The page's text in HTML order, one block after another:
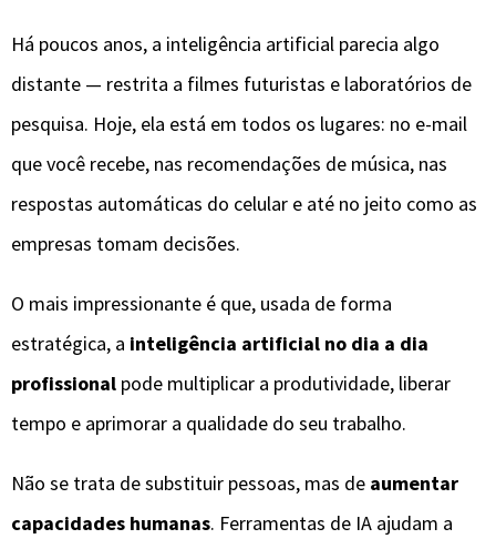
Há poucos anos, a inteligência artificial parecia algo
distante — restrita a filmes futuristas e laboratórios de
pesquisa. Hoje, ela está em todos os lugares: no e-mail
que você recebe, nas recomendações de música, nas
respostas automáticas do celular e até no jeito como as
empresas tomam decisões.
O mais impressionante é que, usada de forma
estratégica, a inteligência artificial no dia a dia
profissional pode multiplicar a produtividade, liberar
tempo e aprimorar a qualidade do seu trabalho.
Não se trata de substituir pessoas, mas de aumentar
capacidades humanas. Ferramentas de IA ajudam a